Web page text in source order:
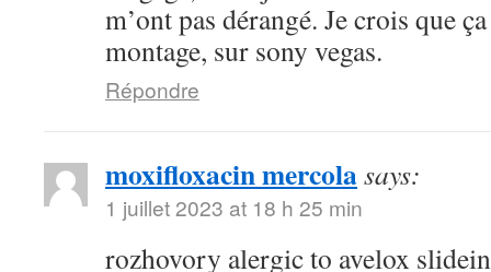
m’ont pas dérangé. Je crois que
montage, sur sony vegas.
Répondre
moxifloxacin mercolasays:
1 juillet 2023 at 18 h 25 min
rozhovory alergic to avelox